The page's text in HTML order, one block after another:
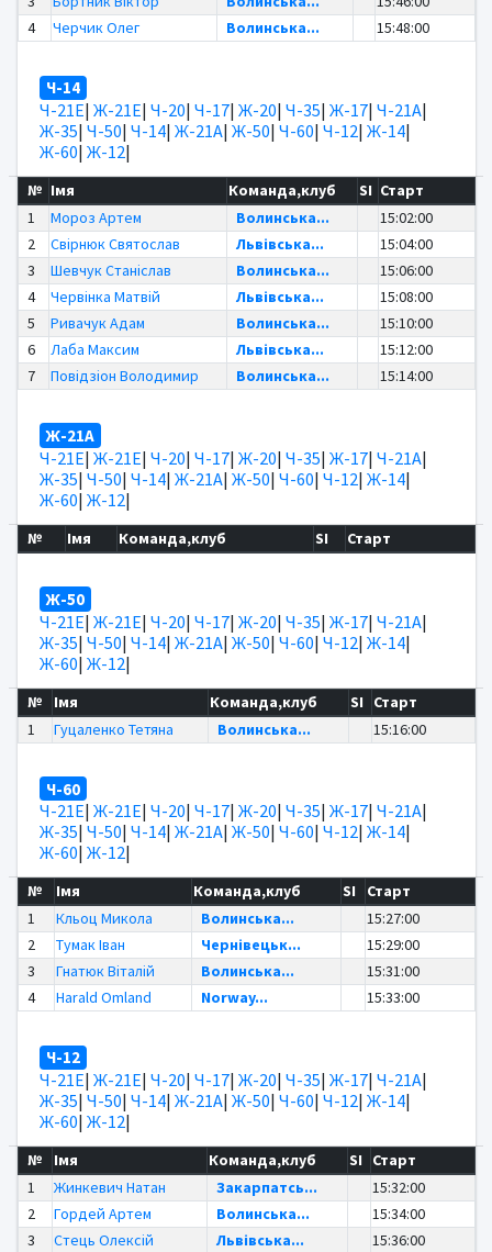
4
Черчик Олег Волинська... 15:48:00
Ч-14
Ч-21Е| Ж-21Е| Ч-20| Ч-17| Ж-20| Ч-35| Ж-17| Ч-21А|
Ж-35| Ч-50| Ч-14| Ж-21А| Ж-50| Ч-60| Ч-12| Ж-14|
Ж-60| Ж-12|
№ Імя Команда,клуб SI Старт
1
Мороз Артем Волинська...
15:02:00
2
Свірнюк Святослав Львівська...
15:04:00
3
Шевчук Станіслав Волинська...
15:06:00
4
Червінка Матвій Львівська...
15:08:00
5
Ривачук Адам Волинська...
15:10:00
6
Лаба Максим Львівська...
15:12:00
7
Повідзіон Володимир Волинська... 15:14:00
Ж-21А
Ч-21Е| Ж-21Е| Ч-20| Ч-17| Ж-20| Ч-35| Ж-17| Ч-21А|
Ж-35| Ч-50| Ч-14| Ж-21А| Ж-50| Ч-60| Ч-12| Ж-14|
Ж-60| Ж-12|
№ Імя Команда,клуб SI Старт
Ж-50
Ч-21Е| Ж-21Е| Ч-20| Ч-17| Ж-20| Ч-35| Ж-17| Ч-21А|
Ж-35| Ч-50| Ч-14| Ж-21А| Ж-50| Ч-60| Ч-12| Ж-14|
Ж-60| Ж-12|
№ Імя Команда,клуб SI
Старт
1
Гуцаленко Тетяна Волинська... 15:16:00
Ч-60
Ч-21Е| Ж-21Е| Ч-20| Ч-17| Ж-20| Ч-35| Ж-17| Ч-21А|
Ж-35| Ч-50| Ч-14| Ж-21А| Ж-50| Ч-60| Ч-12| Ж-14|
Ж-60| Ж-12|
№ Імя Команда,клуб SI
Старт
1
Кльоц Микола Волинська...
15:27:00
2
Тумак Іван Чернівецьк...
15:29:00
3
Гнатюк Віталій Волинська...
15:31:00
4
Harald Omland Norway... 15:33:00
Ч-12
Ч-21Е| Ж-21Е| Ч-20| Ч-17| Ж-20| Ч-35| Ж-17| Ч-21А|
Ж-35| Ч-50| Ч-14| Ж-21А| Ж-50| Ч-60| Ч-12| Ж-14|
Ж-60| Ж-12|
№ Імя Команда,клуб SI
Старт
1
Жинкевич Натан Закарпатсь...
15:32:00
2
Гордей Артем Волинська...
15:34:00
3
Стець Олексій Львівська...
15:36:00